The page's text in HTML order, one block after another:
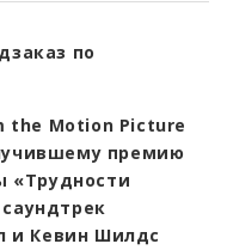
по
the Motion Picture
премию
«Трудности
и Кевин Шилдс